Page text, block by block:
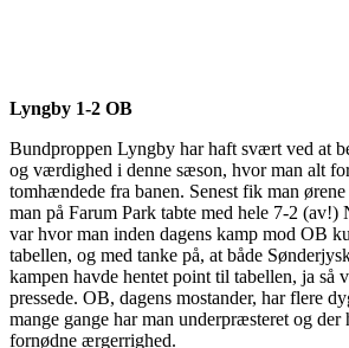
Lyngby 1-2 OB
Bundproppen Lyngby har haft svært ved at
og værdighed i denne sæson, hvor man alt
tomhændede fra banen. Senest fik man
man på Farum Park tabte med hele 7-2 (av!)
var hvor man inden dagens kamp mod OB
tabellen, og med tanke på, at både
kampen havde hentet point til tabellen, ja så
pressede. OB, dagens mostander, har flere
mange gange har man underpræsteret og der
fornødne ærgerrighed.